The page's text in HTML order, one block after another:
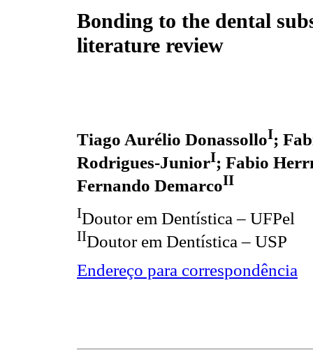
Bonding to the dental
literature review
Tiago Aurélio DonassolloI;
Rodrigues-JuniorI; Fabio
Fernando DemarcoII
IDoutor em Dentística – UFPel
IIDoutor em Dentística – USP
Endereço para correspondência